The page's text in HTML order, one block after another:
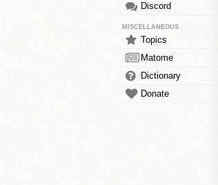
Discord
MISCELLANEOUS
Topics
Matome
Dictionary
Donate